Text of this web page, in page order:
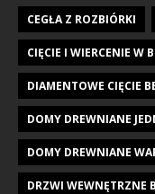
CEGŁA Z ROZBIÓRKI
CIĘCIE I WIERCENIE W
DIAMENTOWE CIĘCIE
DOMY DREWNIANE
DOMY DREWNIANE
DRZWI WEWNĘTRZNE